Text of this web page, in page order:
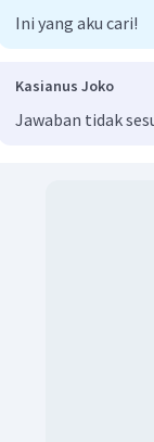
Ini yang aku cari!
Kasianus Joko
Jawaban tidak